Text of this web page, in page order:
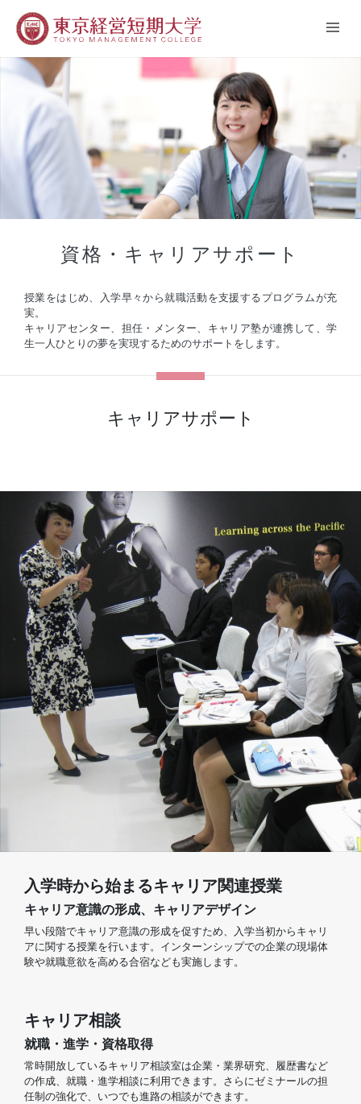
資格・キャリアサポート
授業をはじめ、入学早々から就職活動を支援するプログラムが充
実。
キャリアセンター、担任・メンター、キャリア塾が連携して、学
生一人ひとりの夢を実現するためのサポートをします。
キャリアサポート
入学時から始まるキャリア関連授業
キャリア意識の形成、キャリアデザイン
早い段階でキャリア意識の形成を促すため、入学当初からキャリ
アに関する授業を行います。インターンシップでの企業の現場体
験や就職意欲を高める合宿なども実施します。
キャリア相談
就職・進学・資格取得
常時開放しているキャリア相談室は企業・業界研究、履歴書など
の作成、就職・進学相談に利用できます。さらにゼミナールの担
任制の強化で、いつでも進路の相談ができます。